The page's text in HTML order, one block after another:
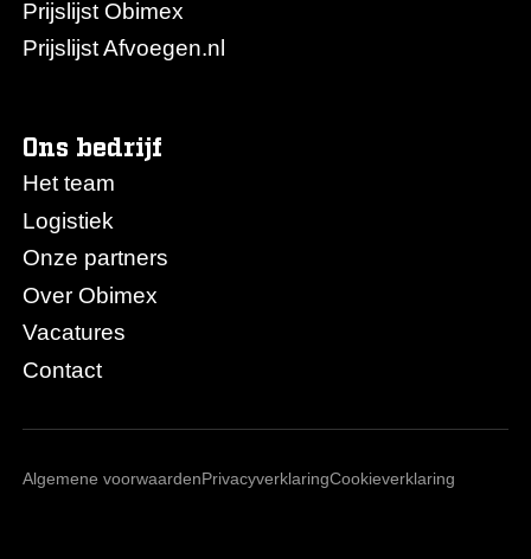
Prijslijst Obimex
Prijslijst Afvoegen.nl
Ons bedrijf
Het team
Logistiek
Onze partners
Over Obimex
Vacatures
Contact
Algemene voorwaardenPrivacyverklaringCookieverklaring